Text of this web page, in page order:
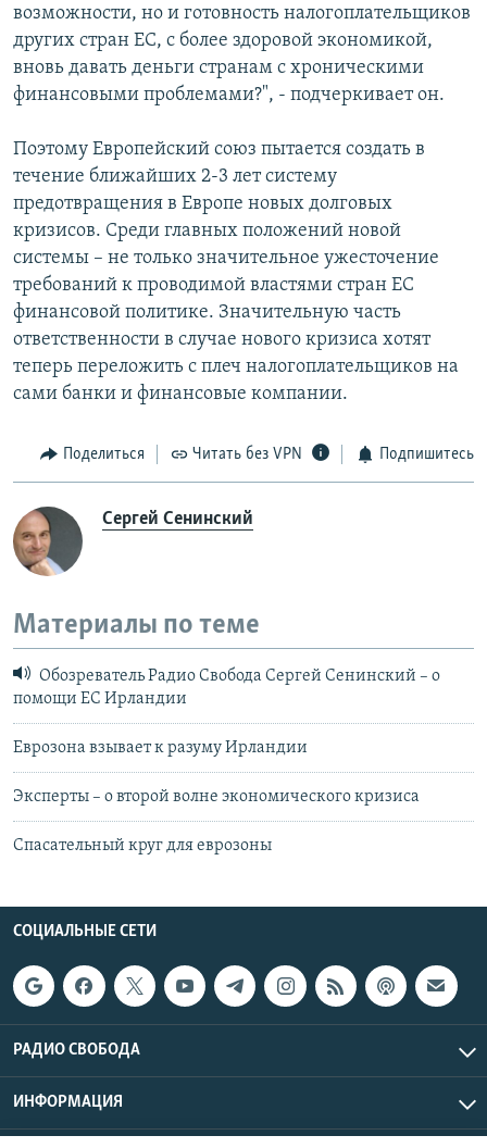
возможности, но и готовность налогоплательщиков
других стран ЕС, с более здоровой экономикой,
вновь давать деньги странам с хроническими
финансовыми проблемами?", - подчеркивает он.
Поэтому Европейский союз пытается создать в
течение ближайших 2-3 лет систему
предотвращения в Европе новых долговых
кризисов. Среди главных положений новой
системы – не только значительное ужесточение
требований к проводимой властями стран ЕС
финансовой политике. Значительную часть
ответственности в случае нового кризиса хотят
теперь переложить с плеч налогоплательщиков на
сами банки и финансовые компании.
Поделиться Читать без VPN Подпишитесь
Сергей Сенинский
Материалы по теме
Обозреватель Радио Свобода Сергей Сенинский – о
помощи ЕС Ирландии
Еврозона взывает к разуму Ирландии
Эксперты – о второй волне экономического кризиса
Спасательный круг для еврозоны
СОЦИАЛЬНЫЕ СЕТИ
РАДИО СВОБОДА
ИНФОРМАЦИЯ